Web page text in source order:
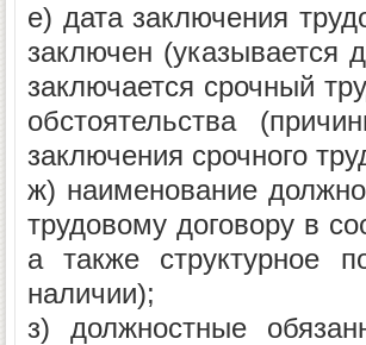
е) дата заключения
заключен (указывается
заключается срочный
обстоятельства
заключения срочного
ж) наименование
трудовому договору в
а также структурное
наличии);
з) должностные